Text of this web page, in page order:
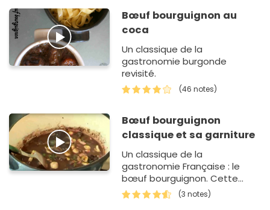
Bœuf bourguignon au
coca
Un classique de la
gastronomie burgonde
revisité.
(46 notes)
Bœuf bourguignon
classique et sa garniture
Un classique de la
gastronomie Française : le
bœuf bourguignon. Cette
recette de bœuf bourguignon
est parfaite pour les soirs
(3 notes)